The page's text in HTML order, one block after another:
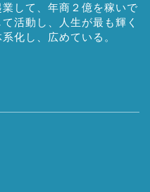
して、年商２億を稼いで
活動し、人生が最も輝く
化し、広めている。